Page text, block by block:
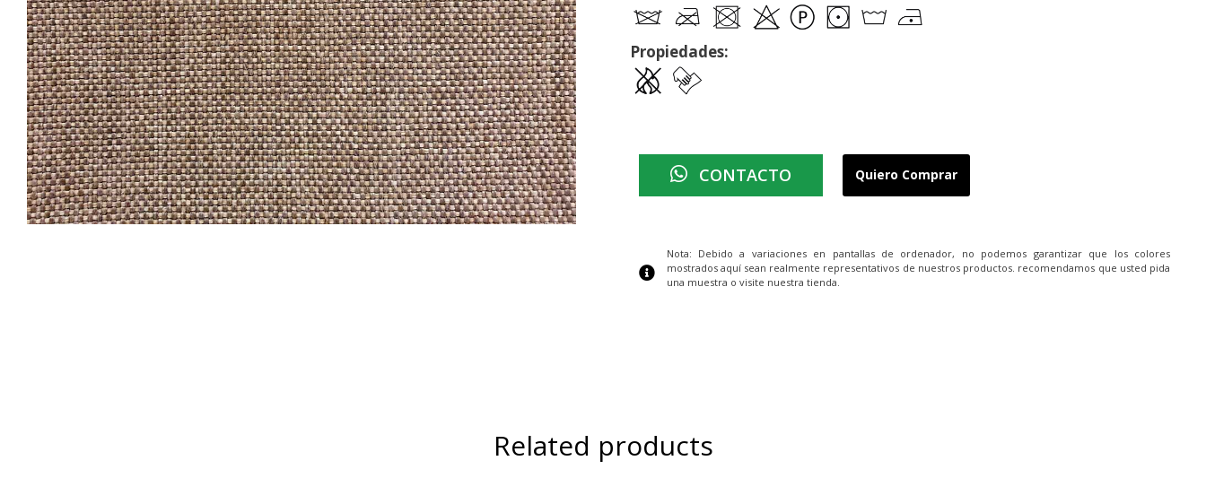
Propiedades:
CONTACTO Quiero Comprar
Nota: Debido a variaciones en pantallas de ordenador, no podemos garantizar que los colores
mostrados aquí sean realmente representativos de nuestros productos. recomendamos que usted pida
una muestra o visite nuestra tienda.
Related products